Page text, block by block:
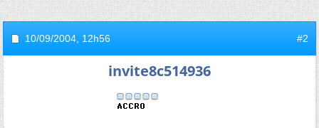
10/09/2004, 12h56 #2
invite8c514936